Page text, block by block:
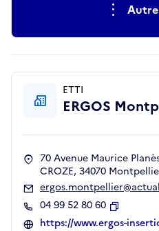
ETTI
ERGOS
70 Avenue Maurice
CROZE, 34070
04 99 52 80 60
Copier
https://www.ergos-